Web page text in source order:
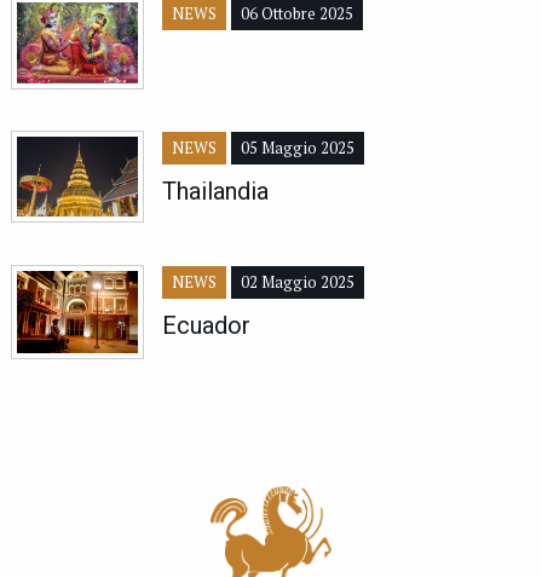
NEWS 06 Ottobre 2025
NEWS 05 Maggio 2025
Thailandia
NEWS 02 Maggio 2025
Ecuador